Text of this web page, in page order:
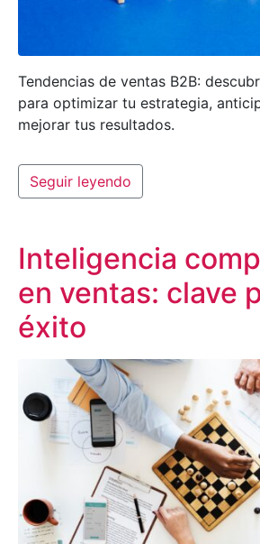
Tendencias de ventas B2B:
para optimizar tu estrategia,
mejorar tus resultados.
Seguir leyendo
Inteligencia
en ventas: clave
éxito